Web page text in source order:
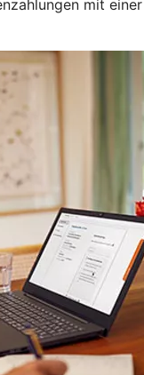
mit einer